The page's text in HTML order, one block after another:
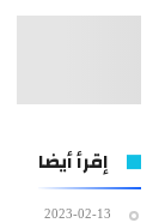
إقرأ أيضا
2023-02-13